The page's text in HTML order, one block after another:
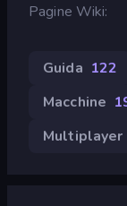
Pagine Wiki
Guida 122
Macchine
Multiplayer